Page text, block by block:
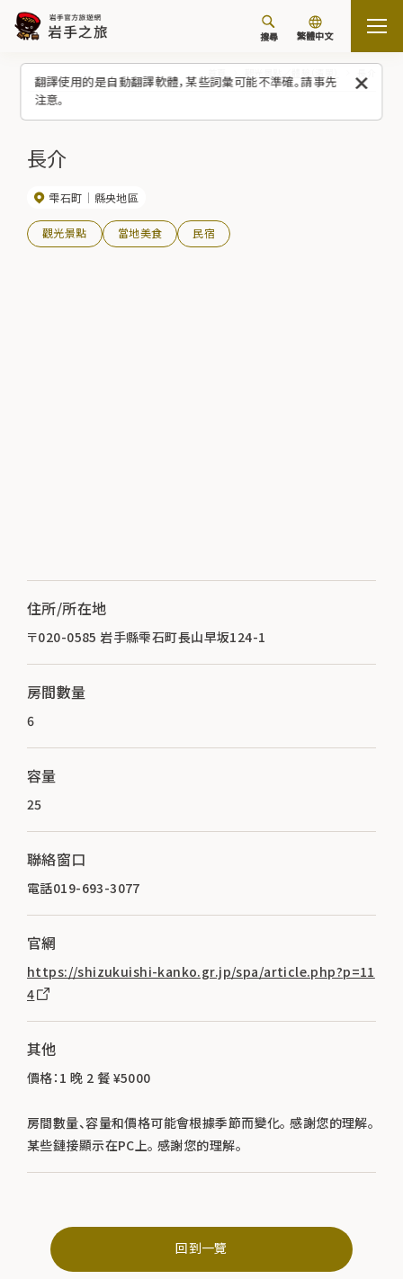
翻譯使用的是自動翻譯軟體，某些詞彙可能不準確。請事先
注意。
搜尋 繁體中文
長介
雫石町 縣央地區
觀光景點 當地美食 民宿
住所/所在地
〒020-0585 岩手縣雫石町長山早坂124-1
房間數量
6
容量
25
聯絡窗口
電話019-693-3077
官網
https://shizukuishi-kanko.gr.jp/spa/article.php?p=11
4
其他
價格：1 晚 2 餐 ¥5000
房間數量、容量和價格可能會根據季節而變化。 感謝您的理解。
某些鏈接顯示在PC上。 感謝您的理解。
回到一覽